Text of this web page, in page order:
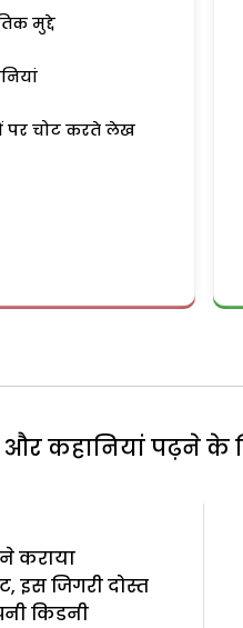
मुद्दे
पर चोट करते लेख
और कहानियां पढ़ने के
कराया
इस जिगरी दोस्त
किडनी